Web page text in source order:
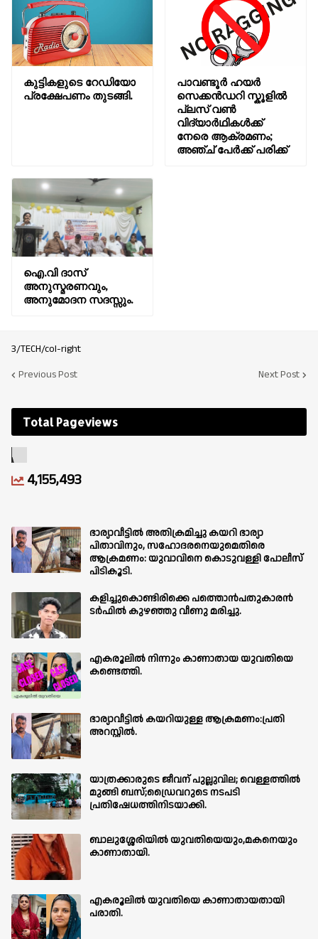
കുട്ടികളുടെ റേഡിയോ
പ്രക്ഷേപണം തുടങ്ങി.
പാവണ്ടൂർ ഹയർ
സെക്കൻഡറി സ്കൂളിൽ
പ്ലസ് വൺ
വിദ്യാർഥികൾക്ക്
നേരെ ആക്രമണം;
അഞ്ച് പേർക്ക് പരിക്ക്
ഐ.വി ദാസ്
അനുസ്മരണവും,
അനുമോദന സദസ്സും.
3/TECH/col-right
Previous Post
Next Post
Total Pageviews
4,155,493
ഭാര്യാവീട്ടിൽ അതിക്രമിച്ചു കയറി ഭാര്യാ
പിതാവിനും, സഹോദരനെയുമെതിരെ
ആക്രമണം: യുവാവിനെ കൊടുവള്ളി പോലീസ്
പിടികൂടി.
കളിച്ചുകൊണ്ടിരിക്കെ പത്തൊൻപതുകാരൻ
ടർഫിൽ കുഴഞ്ഞു വീണു മരിച്ചു.
എകരൂലിൽ നിന്നും കാണാതായ യുവതിയെ
കണ്ടെത്തി.
ഭാര്യാവീട്ടിൽ കയറിയുള്ള ആക്രമണം:പ്രതി
അറസ്റ്റിൽ.
യാത്രക്കാരുടെ ജീവന് പുല്ലുവില; വെള്ളത്തിൽ
മുങ്ങി ബസ്;ഡ്രൈവറുടെ നടപടി
പ്രതിഷേധത്തിനിടയാക്കി.
ബാലുശ്ശേരിയില്‍ യുവതിയെയും,മകനെയും
കാണാതായി.
എകരൂലിൽ യുവതിയെ കാണാതായതായി
പരാതി.